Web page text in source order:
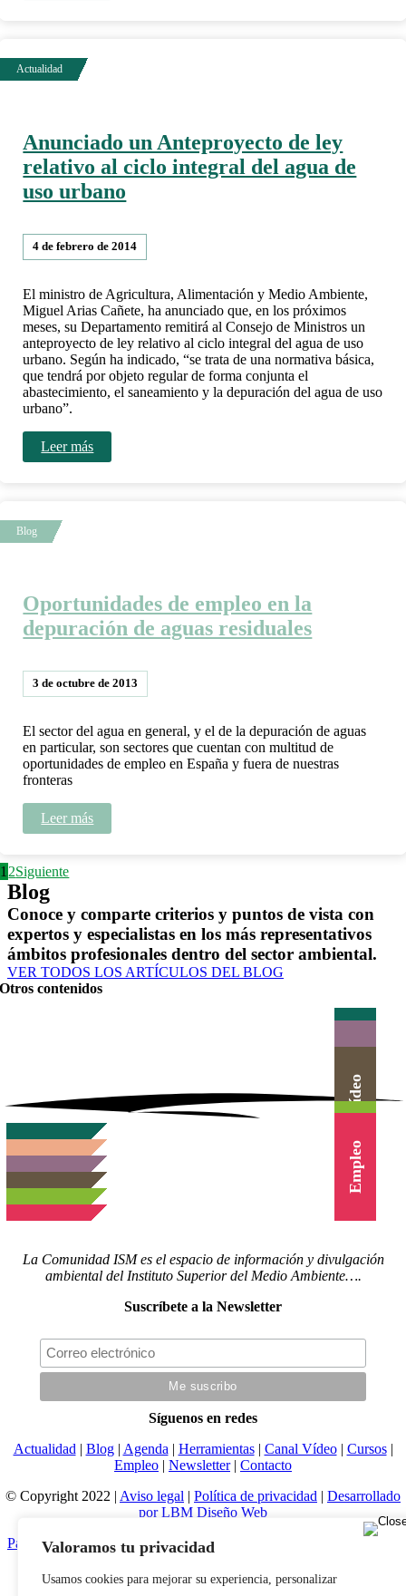
Valoramos tu privacidad
Usamos cookies para mejorar su experiencia, personalizar
Anunciado un Anteproyecto de ley
relativo al ciclo integral del agua de
uso urbano
4 de febrero de 2014
El ministro de Agricultura, Alimentación y Medio Ambiente,
Miguel Arias Cañete, ha anunciado que, en los próximos
meses, su Departamento remitirá al Consejo de Ministros un
anteproyecto de ley relativo al ciclo integral del agua de uso
urbano. Según ha indicado, “se trata de una normativa básica,
que tendrá por objeto regular de forma conjunta el
abastecimiento, el saneamiento y la depuración del agua de uso
urbano”.
Leer más
Oportunidades de empleo en la
depuración de aguas residuales
3 de octubre de 2013
El sector del agua en general, y el de la depuración de aguas
en particular, son sectores que cuentan con multitud de
oportunidades de empleo en España y fuera de nuestras
fronteras
Leer más
1 2Siguiente
Blog
Conoce y comparte criterios y puntos de vista con
expertos y especialistas en los más representativos
ámbitos profesionales dentro del sector ambiental.
VER TODOS LOS ARTÍCULOS DEL BLOG
Otros contenidos
Actualidad
Agenda
Herramientas
Canal Vídeo
Cursos
Empleo
La Comunidad ISM es el espacio de información y divulgación
ambiental del Instituto Superior del Medio Ambiente….
Suscríbete a la Newsletter
Síguenos en redes
Actualidad | Blog| Agenda | Herramientas| Canal Vídeo| Cursos|
Empleo | Newsletter| Contacto
© Copyright 2022 | Aviso legal | Política de privacidad | Desarrollado
por LBM Diseño Web
Page load link